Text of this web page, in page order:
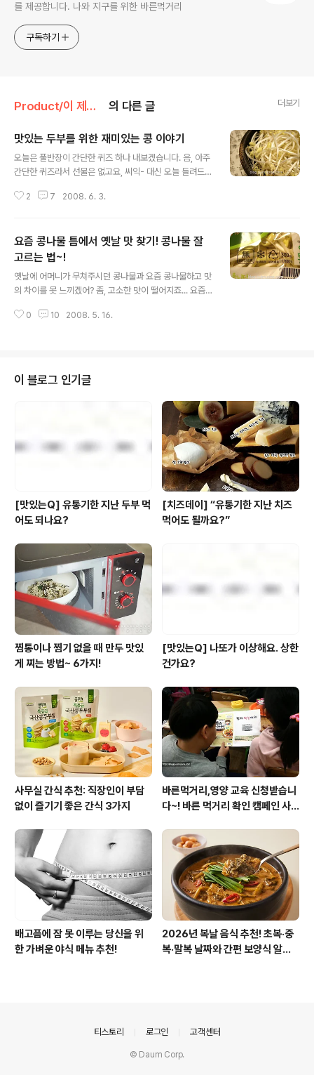
를 제공합니다. 나와 지구를 위한 바른먹거리
구독하기
Product/이 제품 꼼꼼 리뷰 의 다른 글 더보기
맛있는 두부를 위한 재미있는 콩 이야기
오늘은 풀반장이 간단한 퀴즈 하나 내보겠습니다. 음, 아주
간단한 퀴즈라서 선물은 없고요, 씨익- 대신 오늘 들려드리
즈 나갑니다~ 두부와 콩나물의 공통점은 무엇일까요? 앗~
니다. 그런데 콩이라고 해서 모두 같은 콩일까요? 그건 아
니죠. 언뜻 생각해도 정말 다양한 콩이 많습니다. 누런 콩,
검정콩, 초록콩… 사실 풀반장도 콩 이름은 잘 모른답니다.
그냥 색깔로만 봐도 다양한 콩이 있다는 것만 알아요. 그럼
두 번째 퀴즈~ 두부를 만드는 콩과 콩나물을 만드는 콩은
같은 것일까요? ↑ 콩나물은 어떤 콩으로 만들까요? 확률
2 7 2008. 6. 3.
요즘 콩나물 틈에서 옛날 맛 찾기! 콩나물 잘
고르는 법~!
옛날에 어머니가 무쳐주시던 콩나물과 요즘 콩나물하고 맛
의 차이를 못 느끼겠어? 좀, 고소한 맛이 떨어지죠... 요즘
거리잖아. 다 이유가 있다고... 콩나물은 비타민C와 아스파
머니가 끓여주시던 담백하고 고소한 콩나물 국을 잊지 못
하는가 봅니다. 그런데 과학 기술이 발달하면서 오히려 이
콩나물이 퇴보하는 이상한 현상이 벌어졌습니다. 성장촉진
제와 유전자 조작 콩을 사용한 콩나물들이 대거 등장한 것
이지요. 물론, 겉으로 보기엔 더 좋아졌습니다. 성장촉진제
를 사용해 콩나물을 더 크게 키울 수..
0 10 2008. 5. 16.
이 블로그 인기글
[맛있는Q] 유통기한 지난 두부 먹
어도 되나요?
[치즈데이] “유통기한 지난 치즈
먹어도 될까요?”
찜통이나 찜기 없을 때 만두 맛있
게 찌는 방법~ 6가지!
[맛있는Q] 나또가 이상해요. 상한
건가요?
사무실 간식 추천: 직장인이 부담
없이 즐기기 좋은 간식 3가지
바른먹거리,영양 교육 신청받습니
다~! 바른 먹거리 확인 캠페인 사
배고픔에 잠 못 이루는 당신을 위
한 가벼운 야식 메뉴 추천!
2026년 복날 음식 추천! 초복·중
복·말복 날짜와 간편 보양식 알아
티스토리 로그인 고객센터
© Daum Corp.